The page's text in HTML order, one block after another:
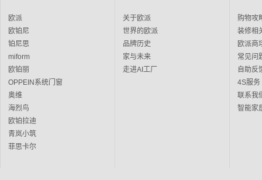
欧派
欧铂尼
铂尼思
miform
欧铂丽
OPPEIN系统门窗
奥维
海烈鸟
欧铂拉迪
青岚小筑
菲思卡尔
关于欧派
世界的欧派
品牌历史
家与未来
走进AI工厂
购物攻
装修相
欧派商
常见问
自助反
4S服务
联系我
智能家